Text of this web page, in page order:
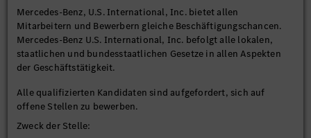
Mercedes-Benz, U.S. International, Inc. bietet allen
Mitarbeitern und Bewerbern gleiche Beschäftigungschancen.
Mercedes-Benz U.S. International, Inc. befolgt alle lokalen,
staatlichen und bundesstaatlichen Gesetze in allen Aspekten
der Geschäftstätigkeit.
Alle qualifizierten Kandidaten sind aufgefordert, sich auf
offene Stellen zu bewerben.
Zweck der Stelle: